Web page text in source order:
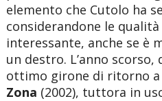
elemento che Cutolo ha
considerandone le
interessante, anche se è
un destro. L’anno
ottimo girone di ritorno a
Zona (2002), tuttora in